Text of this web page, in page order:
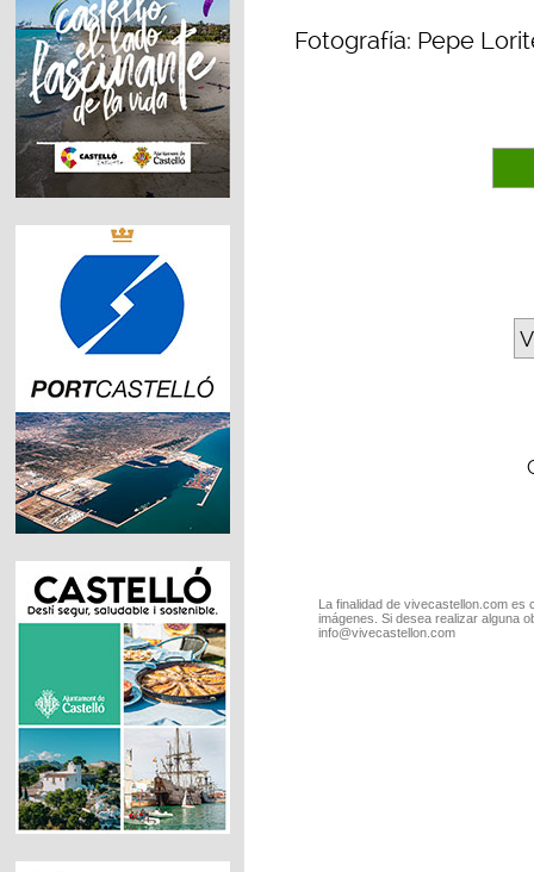
Fotografía: Pepe
La finalidad de vivecastellon.com
imágenes. Si desea realizar alguna
info@vivecastellon.com